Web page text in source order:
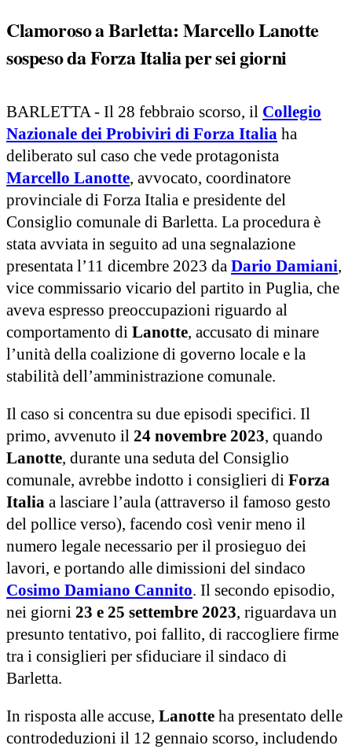
Clamoroso a Barletta: Marcello Lanotte
sospeso da Forza Italia per sei giorni
BARLETTA - Il 28 febbraio scorso, il Collegio
Nazionale dei Probiviri di Forza Italia ha
deliberato sul caso che vede protagonista
Marcello Lanotte, avvocato, coordinatore
provinciale di Forza Italia e presidente del
Consiglio comunale di Barletta. La procedura è
stata avviata in seguito ad una segnalazione
presentata l’11 dicembre 2023 da Dario Damiani,
vice commissario vicario del partito in Puglia, che
aveva espresso preoccupazioni riguardo al
comportamento di Lanotte, accusato di minare
l’unità della coalizione di governo locale e la
stabilità dell’amministrazione comunale.
Il caso si concentra su due episodi specifici. Il
primo, avvenuto il 24 novembre 2023, quando
Lanotte, durante una seduta del Consiglio
comunale, avrebbe indotto i consiglieri di Forza
Italia a lasciare l’aula (attraverso il famoso gesto
del pollice verso), facendo così venir meno il
numero legale necessario per il prosieguo dei
lavori, e portando alle dimissioni del sindaco
Cosimo Damiano Cannito. Il secondo episodio,
nei giorni 23 e 25 settembre 2023, riguardava un
presunto tentativo, poi fallito, di raccogliere firme
tra i consiglieri per sfiduciare il sindaco di
Barletta.
In risposta alle accuse, Lanotte ha presentato delle
controdeduzioni il 12 gennaio scorso, includendo